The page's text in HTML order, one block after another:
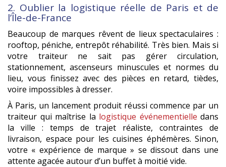
2. Oublier la logistique réelle de Paris et de
l’Île-de-France
Beaucoup de marques rêvent de lieux spectaculaires :
rooftop, péniche, entrepôt réhabilité. Très bien. Mais si
votre traiteur ne sait pas gérer circulation,
stationnement, ascenseurs minuscules et normes du
lieu, vous finissez avec des pièces en retard, tièdes,
voire impossibles à dresser.
À Paris, un lancement produit réussi commence par un
traiteur qui maîtrise la logistique événementielle dans
la ville : temps de trajet réaliste, contraintes de
livraison, espace pour les cuisines éphémères. Sinon,
votre « expérience de marque » se dissout dans une
attente agacée autour d’un buffet à moitié vide.